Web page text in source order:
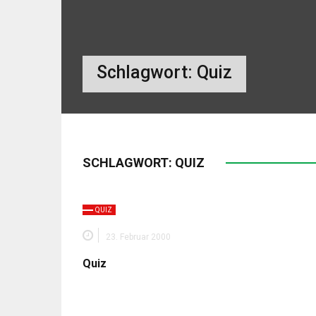
Schlagwort: Quiz
SCHLAGWORT: QUIZ
QUIZ
23. Februar 2000
Quiz